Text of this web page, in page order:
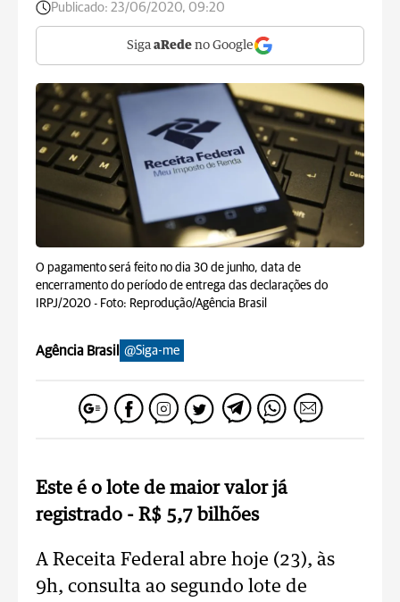
Publicado: 23/06/2020, 09:20
Siga aRede no Google
O pagamento será feito no dia 30 de junho, data de
encerramento do período de entrega das declarações do
IRPJ/2020 - Foto: Reprodução/Agência Brasil
Agência Brasil @Siga-me
Este é o lote de maior valor já
registrado - R$ 5,7 bilhões
A Receita Federal abre hoje (23), às
9h, consulta ao segundo lote de